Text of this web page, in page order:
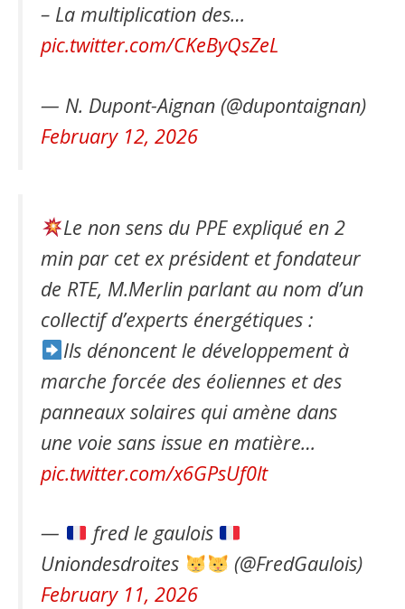
– La multiplication des…
pic.twitter.com/CKeByQsZeL
— N. Dupont-Aignan (@dupontaignan)
February 12, 2026
Le non sens du PPE expliqué en 2
min par cet ex président et fondateur
de RTE, M.Merlin parlant au nom d’un
collectif d’experts énergétiques :
Ils dénoncent le développement à
marche forcée des éoliennes et des
panneaux solaires qui amène dans
une voie sans issue en matière…
pic.twitter.com/x6GPsUf0lt
—
fred le gaulois
Uniondesdroites
(@FredGaulois)
February 11, 2026